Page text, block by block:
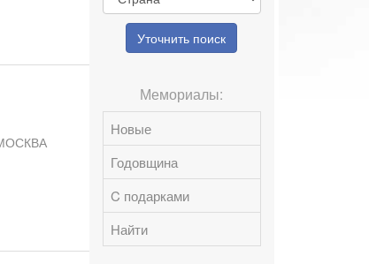
Уточнить поиск
Мемориалы:
Новые
Годовщина
C подарками
Найти